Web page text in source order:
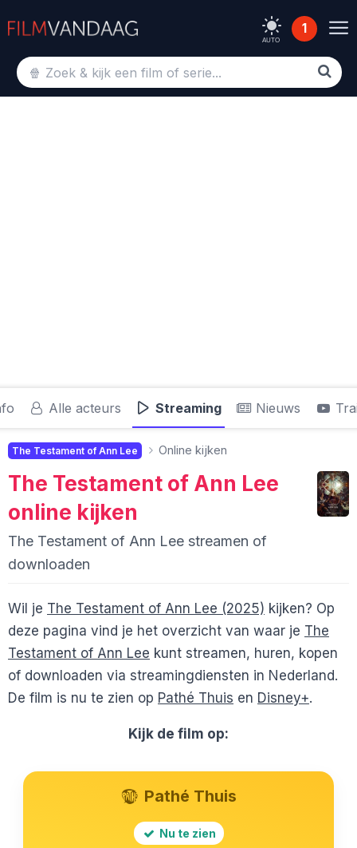
AUTO
1
Alle acteurs Streaming Nieuws
The Testament of Ann Lee Online kijken
The Testament of Ann Lee
online kijken
The Testament of Ann Lee streamen of
downloaden
Wil je The Testament of Ann Lee (2025) kijken? Op
deze pagina vind je het overzicht van waar je The
Testament of Ann Lee kunt streamen, huren, kopen
of downloaden via streamingdiensten in Nederland.
De film is nu te zien op Pathé Thuis en Disney+.
Kijk de film op:
Pathé Thuis
Nu te zien